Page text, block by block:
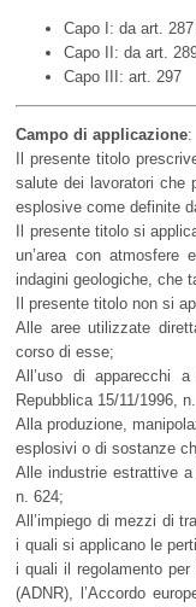
Capo I: da art.
Capo II: da art.
Capo III: art. 297
Campo di applicazione:
Il presente titolo
salute dei lavoratori che
esplosive come definite
Il presente titolo si
un’area con atmosfere
indagini geologiche, che
Il presente titolo non si
Alle aree utilizzate
corso di esse;
All’uso di apparecchi
Repubblica 15/11/1996,
Alla produzione,
esplosivi o di sostanze
Alle industrie estrattive
n. 624;
All’impiego di mezzi di
i quali si applicano le
i quali il regolamento
(ADNR), l’Accordo